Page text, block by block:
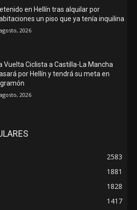
en Hellín tras alquilar por
un piso que ya tenía inquilina
2026
Vuelta Ciclista a Castilla-La Mancha
por Hellín y tendrá su meta en
2026
2583
1881
1828
1417